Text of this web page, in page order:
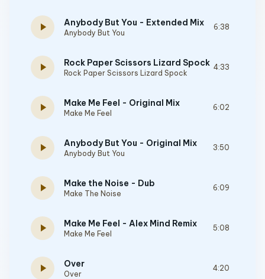
play_arrow Anybody But You - Extended Mix
Anybody But You
6:38
play_arrow Rock Paper Scissors Lizard Spock
Rock Paper Scissors Lizard Spock
4:33
play_arrow Make Me Feel - Original Mix
Make Me Feel
6:02
play_arrow Anybody But You - Original Mix
Anybody But You
3:50
play_arrow Make the Noise - Dub
Make The Noise
6:09
play_arrow Make Me Feel - Alex Mind Remix
Make Me Feel
5:08
play_arrow Over
Over
4:20